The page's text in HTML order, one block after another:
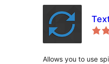
Allows you to use